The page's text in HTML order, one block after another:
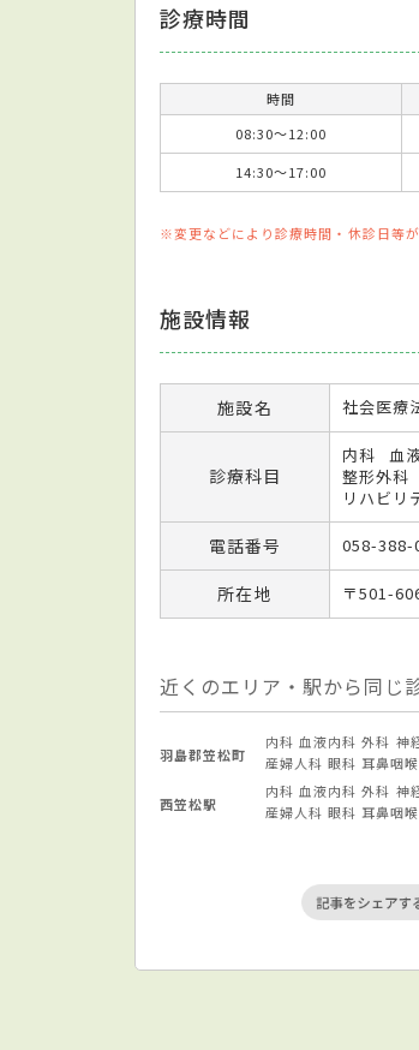
診療時間
時間
08:30～12:00
14:30～17:00
※変更などにより診療時間・休診日等
施設情報
施設名 社会医療
診療科目
内科 血
整形外科
リハビリ
電話番号 058-388-
所在地 〒501-
近くのエリア・駅から同じ
羽島郡笠松町
内科 血液内科 外科 神
産婦人科 眼科 耳鼻咽
西笠松駅
内科 血液内科 外科 神
産婦人科 眼科 耳鼻咽